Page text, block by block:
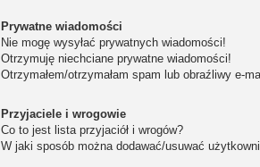
Prywatne wiadomości
Nie mogę wysyłać prywatnych wiadomości!
Otrzymuję niechciane prywatne wiadomości!
Otrzymałem/otrzymałam spam lub obraźliwy e-
Przyjaciele i wrogowie
Co to jest lista przyjaciół i wrogów?
W jaki sposób można dodawać/usuwać